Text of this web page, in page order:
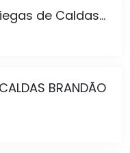
de Caldas...
BRANDÃO